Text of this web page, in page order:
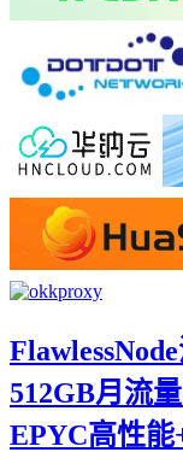
512GB月流
EPYC高性